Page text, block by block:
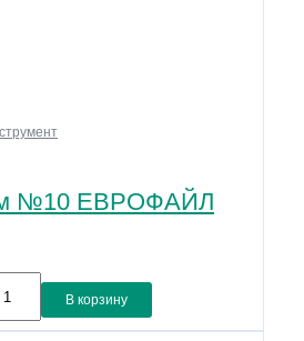
№10 ЕВРОФАЙЛ
В корзину